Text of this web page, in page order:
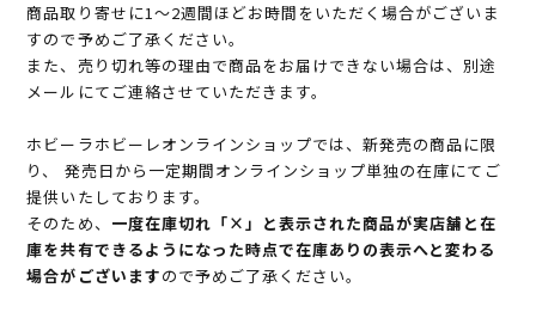
商品取り寄せに1～2週間ほどお時間をいただく場合がございま
すので予めご了承ください。
また、売り切れ等の理由で商品をお届けできない場合は、別途
メールにてご連絡させていただきます。
ホビーラホビーレオンラインショップでは、新発売の商品に限
り、 発売日から一定期間オンラインショップ単独の在庫にてご
提供いたしております。
そのため、 一度在庫切れ「×」と表示された商品が実店舗と在
庫を共有できるようになった時点で在庫ありの表示へと変わる
場合がございますので予めご了承ください。